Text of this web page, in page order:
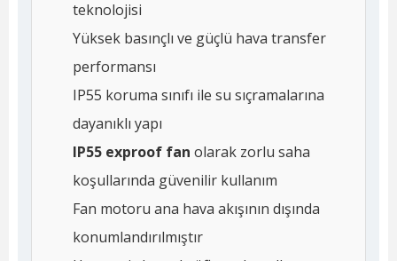
teknolojisi
Yüksek basınçlı ve güçlü hava transfer
performansı
IP55 koruma sınıfı ile su sıçramalarına
dayanıklı yapı
IP55 exproof fan olarak zorlu saha
koşullarında güvenilir kullanım
Fan motoru ana hava akışının dışında
konumlandırılmıştır